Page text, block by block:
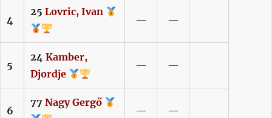
4
25 Lovric, Ivan
— —
5
24 Kamber,
Djordje
— —
6
77 Nagy Gergő
— —